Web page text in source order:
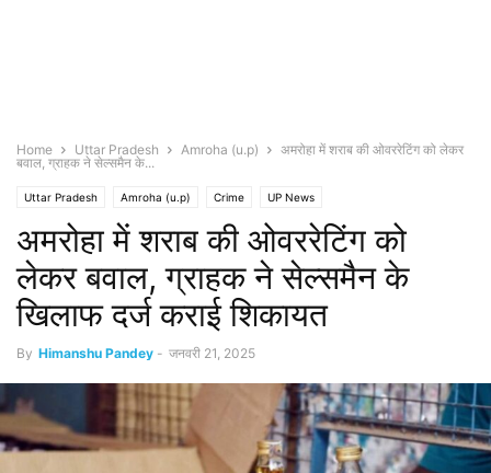
Home Uttar Pradesh Amroha (u.p)
अमरोहा में शराब की ओवररेटिंग को लेकर
बवाल, ग्राहक ने सेल्समैन के...
Uttar Pradesh Amroha (u.p) Crime UP News
अमरोहा में शराब की ओवररेटिंग को
लेकर बवाल, ग्राहक ने सेल्समैन के
खिलाफ दर्ज कराई शिकायत
By Himanshu Pandey - जनवरी 21, 2025